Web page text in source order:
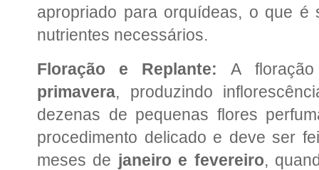
apropriado para orquídeas, o que é
nutrientes necessários.
Floração e Replante: A
primavera, produzindo
dezenas de pequenas flores
procedimento delicado e deve ser
meses de janeiro e fevereiro,